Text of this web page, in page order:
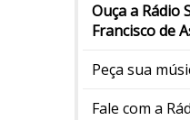
Ouça a Rádio
Francisco de
Peça sua
Fale com a